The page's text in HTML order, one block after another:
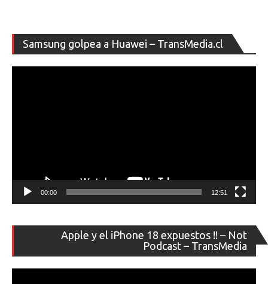
Samsung golpea a Huawei – TransMedia.cl
de
00:00 12:51
Apple y el iPhone 18 expuestos !! – Not
Podcast – TransMedia
de